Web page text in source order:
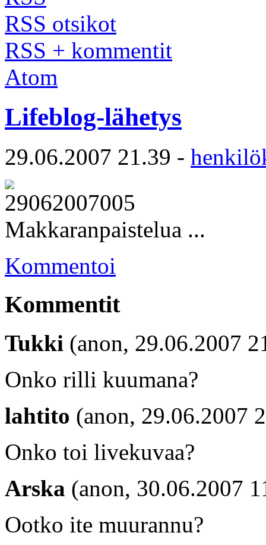
RSS otsikot
RSS + kommentit
Atom
Lifeblog-lähetys
29.06.2007 21.39 -
Makkaranpaistelua ...
Kommentoi
Kommentit
Tukki (anon, 29.06.2007
Onko rilli kuumana?
lahtito (anon, 29.06.2007
Onko toi livekuvaa?
Arska (anon, 30.06.2007
Ootko ite muurannu?